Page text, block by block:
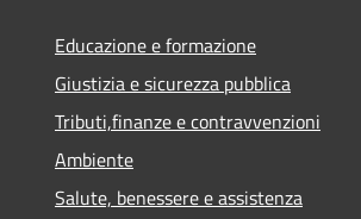
Educazione e formazione
Giustizia e sicurezza pubblica
Tributi,finanze e contravvenzioni
Ambiente
Salute, benessere e assistenza